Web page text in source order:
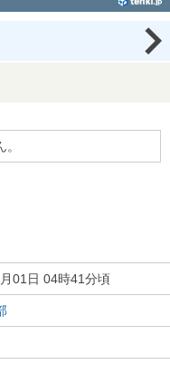
01日 04時41分頃